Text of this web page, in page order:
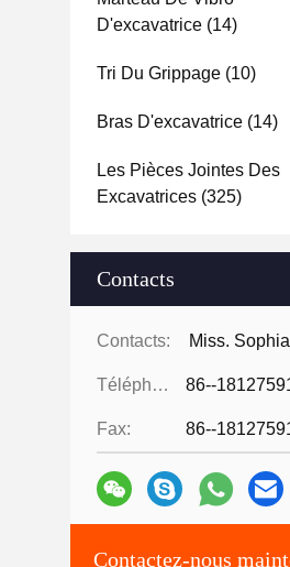
D'excavatrice (14)
Tri Du Grippage (10)
Bras D'excavatrice (14)
Les Pièces Jointes Des
Excavatrices (325)
Contacts
Contacts: Miss.
Téléphone: 86--
Fax: 86--
Contactez-nous